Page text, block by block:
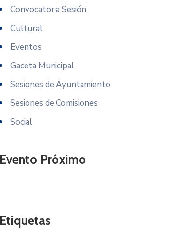
Convocatoria Sesión
Cultural
Eventos
Gaceta Municipal
Sesiones de Ayuntamiento
Sesiones de Comisiones
Social
Evento Próximo
Etiquetas